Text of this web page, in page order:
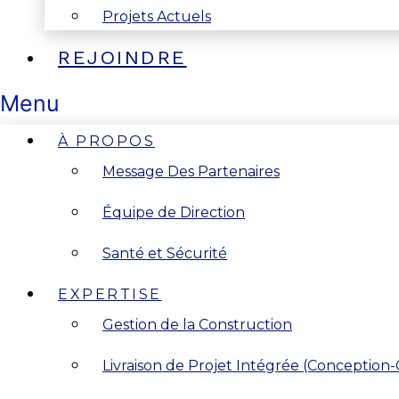
Projets Actuels
REJOINDRE
Menu
À PROPOS
Message Des Partenaires
Équipe de Direction
Santé et Sécurité
EXPERTISE
Gestion de la Construction
Livraison de Projet Intégrée